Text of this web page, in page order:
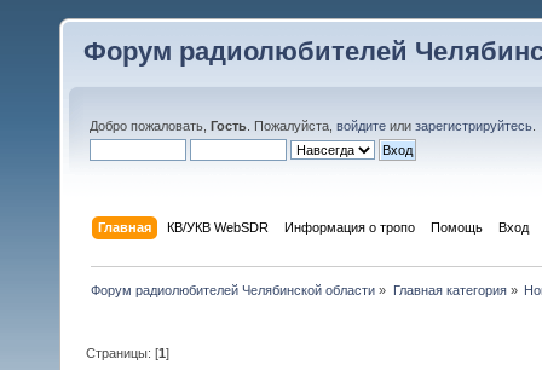
Форум радиолюбителей
Добро пожаловать, Гость . Пожалуйста, войдите или зарегистрируйтесь
Главная КВ/УКВ WebSDR Информация о тропо Помощь Вход
Форум радиолюбителей Челябинской области » Главная категория»
Страницы: [1]